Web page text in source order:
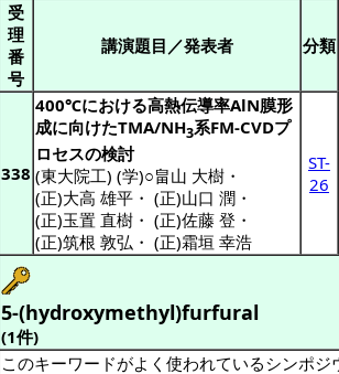
受
理
番
号
講演題目／発表者 分類
338
400℃における高熱伝導率AlN膜形
成に向けたTMA/NH3系FM-CVDプ
ロセスの検討
(東大院工) (学)○畠山 大樹 ・
(正)大高 雄平 ・ (正)山口 潤 ・
(正)玉置 直樹 ・ (正)佐藤 登 ・
(正)筑根 敦弘 ・ (正)霜垣 幸浩
ST-
26
5-(hydroxymethyl)furfural
(1件)
このキーワードがよく使われているシンポ